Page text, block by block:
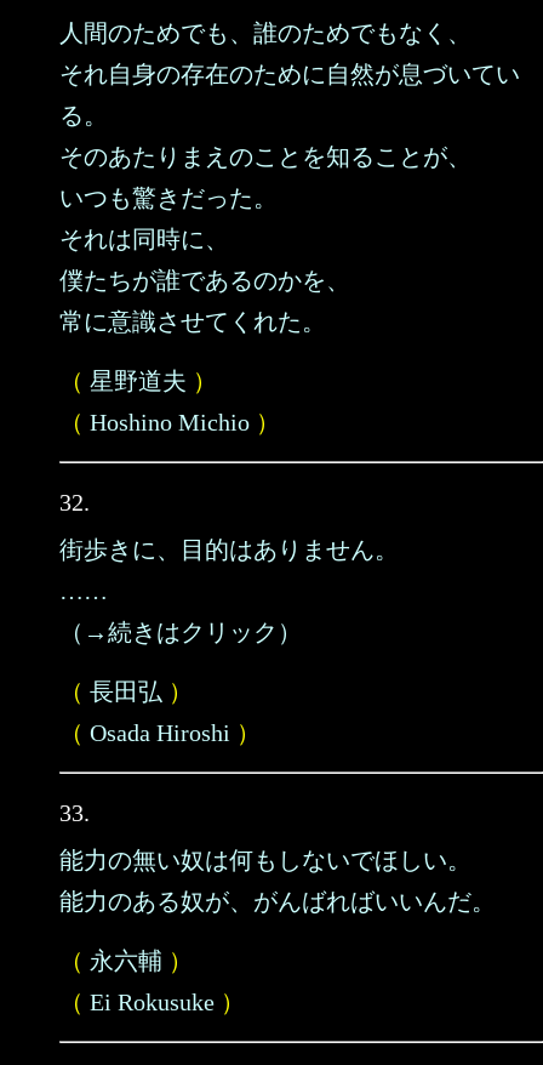
人間のためでも、誰のためでもなく、
それ自身の存在のために自然が息づいてい
る。
そのあたりまえのことを知ることが、
いつも驚きだった。
それは同時に、
僕たちが誰であるのかを、
常に意識させてくれた。
（ 星野道夫 ）
（ Hoshino Michio ）
32.
街歩きに、目的はありません。
……
（→続きはクリック）
（ 長田弘 ）
（ Osada Hiroshi ）
33.
能力の無い奴は何もしないでほしい。
能力のある奴が、がんばればいいんだ。
（ 永六輔 ）
（ Ei Rokusuke ）